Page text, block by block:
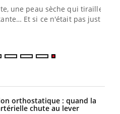
une peau sèche qui tiraille,
Et si ce n'était pas juste
orthostatique : quand la
chute au lever